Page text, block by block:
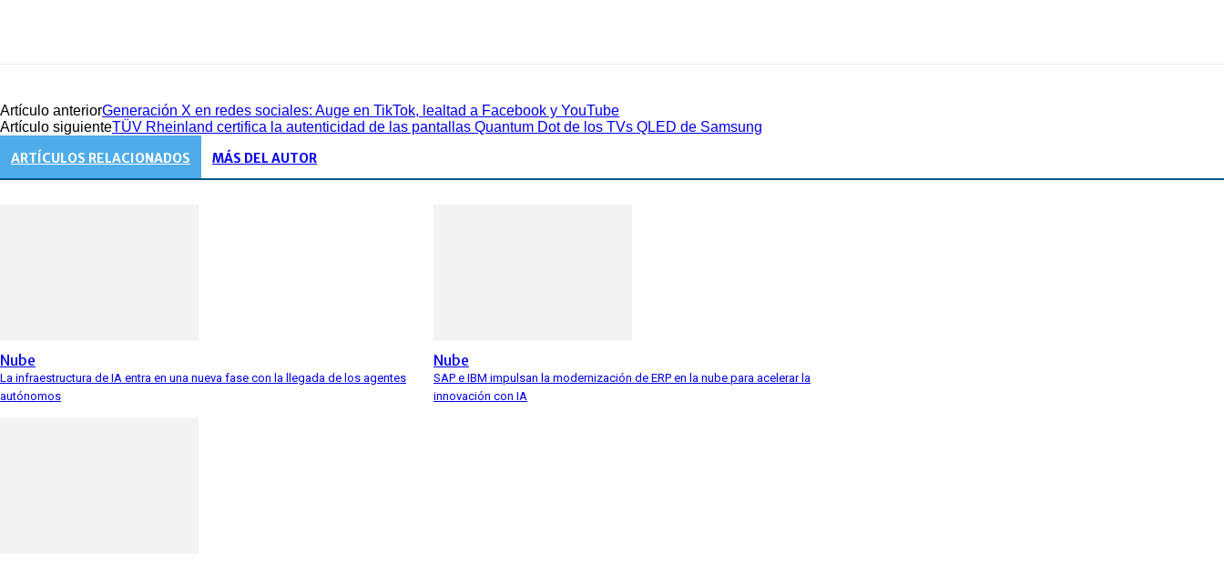
Artículo anteriorGeneración X en redes sociales: Auge en TikTok, lealtad a Facebook y YouTube
Artículo siguienteTÜV Rheinland certifica la autenticidad de las pantallas Quantum Dot de los TVs QLED de Samsung
ARTÍCULOS RELACIONADOS MÁS DEL AUTOR
Nube
La infraestructura de IA entra en una nueva fase con la llegada de los agentes
autónomos
Nube
SAP e IBM impulsan la modernización de ERP en la nube para acelerar la
innovación con IA